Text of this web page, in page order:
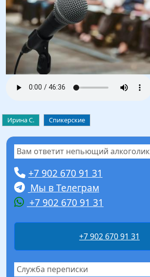
Ирина С. Спикерские
Вам ответит непьющий алкоголик
+7 902 670 91 31
Мы в Телеграм
+7 902 670 91 31
+7 902 670 91 31
Служба переписки